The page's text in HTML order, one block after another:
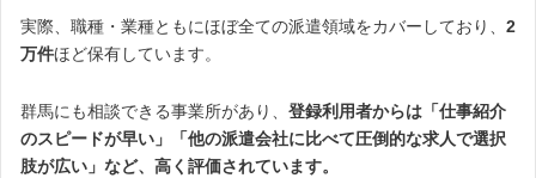
実際、職種・業種ともにほぼ全ての派遣領域をカバーしており、 2
万件ほど保有しています。
群馬にも相談できる事業所があり、 登録利用者からは「仕事紹介
のスピードが早い」「他の派遣会社に比べて圧倒的な求人で選択
肢が広い」など、高く評価されています。